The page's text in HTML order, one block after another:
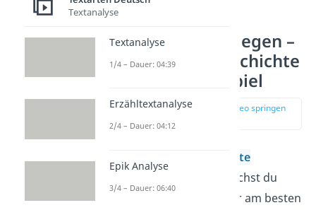
Handlung überlegen –
Spannende Geschichte
schreiben Beispiel
zur Stelle im Video springen
Geschichte
kannst, brauchst du
. Such dir am besten
Textanalyse
Textanalyse
1/4 – Dauer: 04:39
Erzähltextanalyse
2/4 – Dauer: 04:12
Epik Analyse
3/4 – Dauer: 06:40